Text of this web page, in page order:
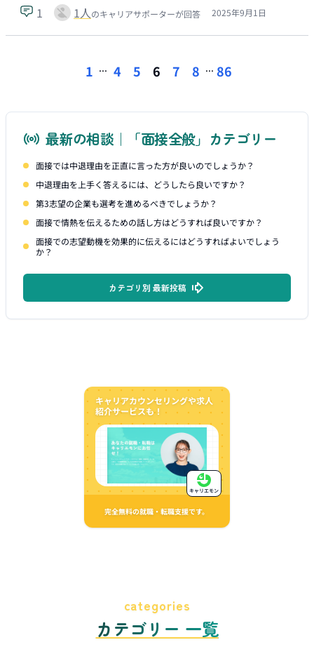
1 1人のキャリアサポーターが回答 2025年9月1日
1 ... 4 5 6 7 8 ... 86
最新の相談｜「面接全般」カテゴリー
面接では中退理由を正直に言った方が良いのでしょうか？
中退理由を上手く答えるには、どうしたら良いですか？
第3志望の企業も選考を進めるべきでしょうか？
面接で情熱を伝えるための話し方はどうすれば良いですか？
面接での志望動機を効果的に伝えるにはどうすればよいでしょう
か？
カテゴリ別 最新投稿
キャリアカウンセリングや求人
紹介サービスも！
完全無料の就職・転職支援です。
キャリエモン
categories
カテゴリー 一覧